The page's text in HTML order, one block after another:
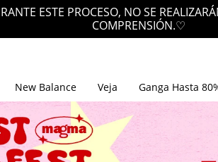
EN ENVÍOS GRATIS
New Balance Veja Ganga Hasta